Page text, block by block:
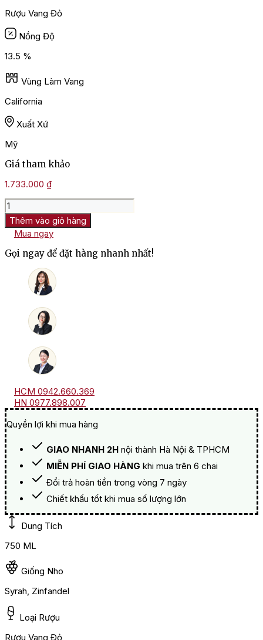
Rượu Vang Đỏ
Nồng Độ
13.5 %
Vùng Làm Vang
California
Xuất Xứ
Mỹ
Giá tham khảo
1.733.000 ₫
Rượu
Vang
Mỹ
Parducci
Coro
Mendocino
Thêm vào giỏ hàng
Mua ngay
Gọi ngay để đặt hàng nhanh nhất!
HCM 0942.660.369
HN 0977.898.007
Quyền lợi khi mua hàng
GIAO NHANH 2H nội thành Hà Nội & TPHCM
MIỄN PHÍ GIAO HÀNG khi mua trên 6 chai
Đổi trả hoàn tiền trong vòng 7 ngày
Chiết khấu tốt khi mua số lượng lớn
Dung Tích
750 ML
Giống Nho
Syrah, Zinfandel
Loại Rượu
Rượu Vang Đỏ